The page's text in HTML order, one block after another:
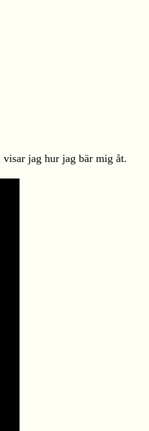
visar jag hur jag bär mig åt.